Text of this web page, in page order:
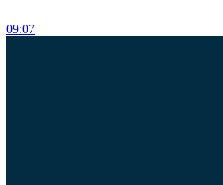
09:07